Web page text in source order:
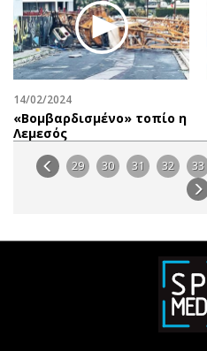
14/02/2024
«Βομβαρδισμένο» τοπίο η
Λεμεσός
29 30 31 32 33